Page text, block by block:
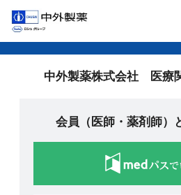
中外製薬株式会社 医療
会員（医師・薬剤師）